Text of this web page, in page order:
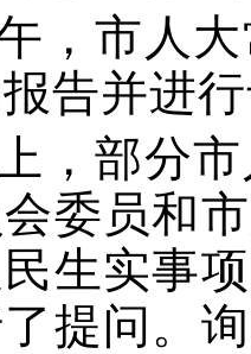
，市人
告并进
，部分
委员和
生实事
提问。